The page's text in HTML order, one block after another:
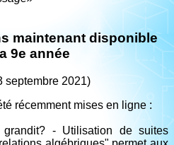
maintenant disponible
9e année
septembre 2021)
récemment mises en ligne :
- Utilisation de suites